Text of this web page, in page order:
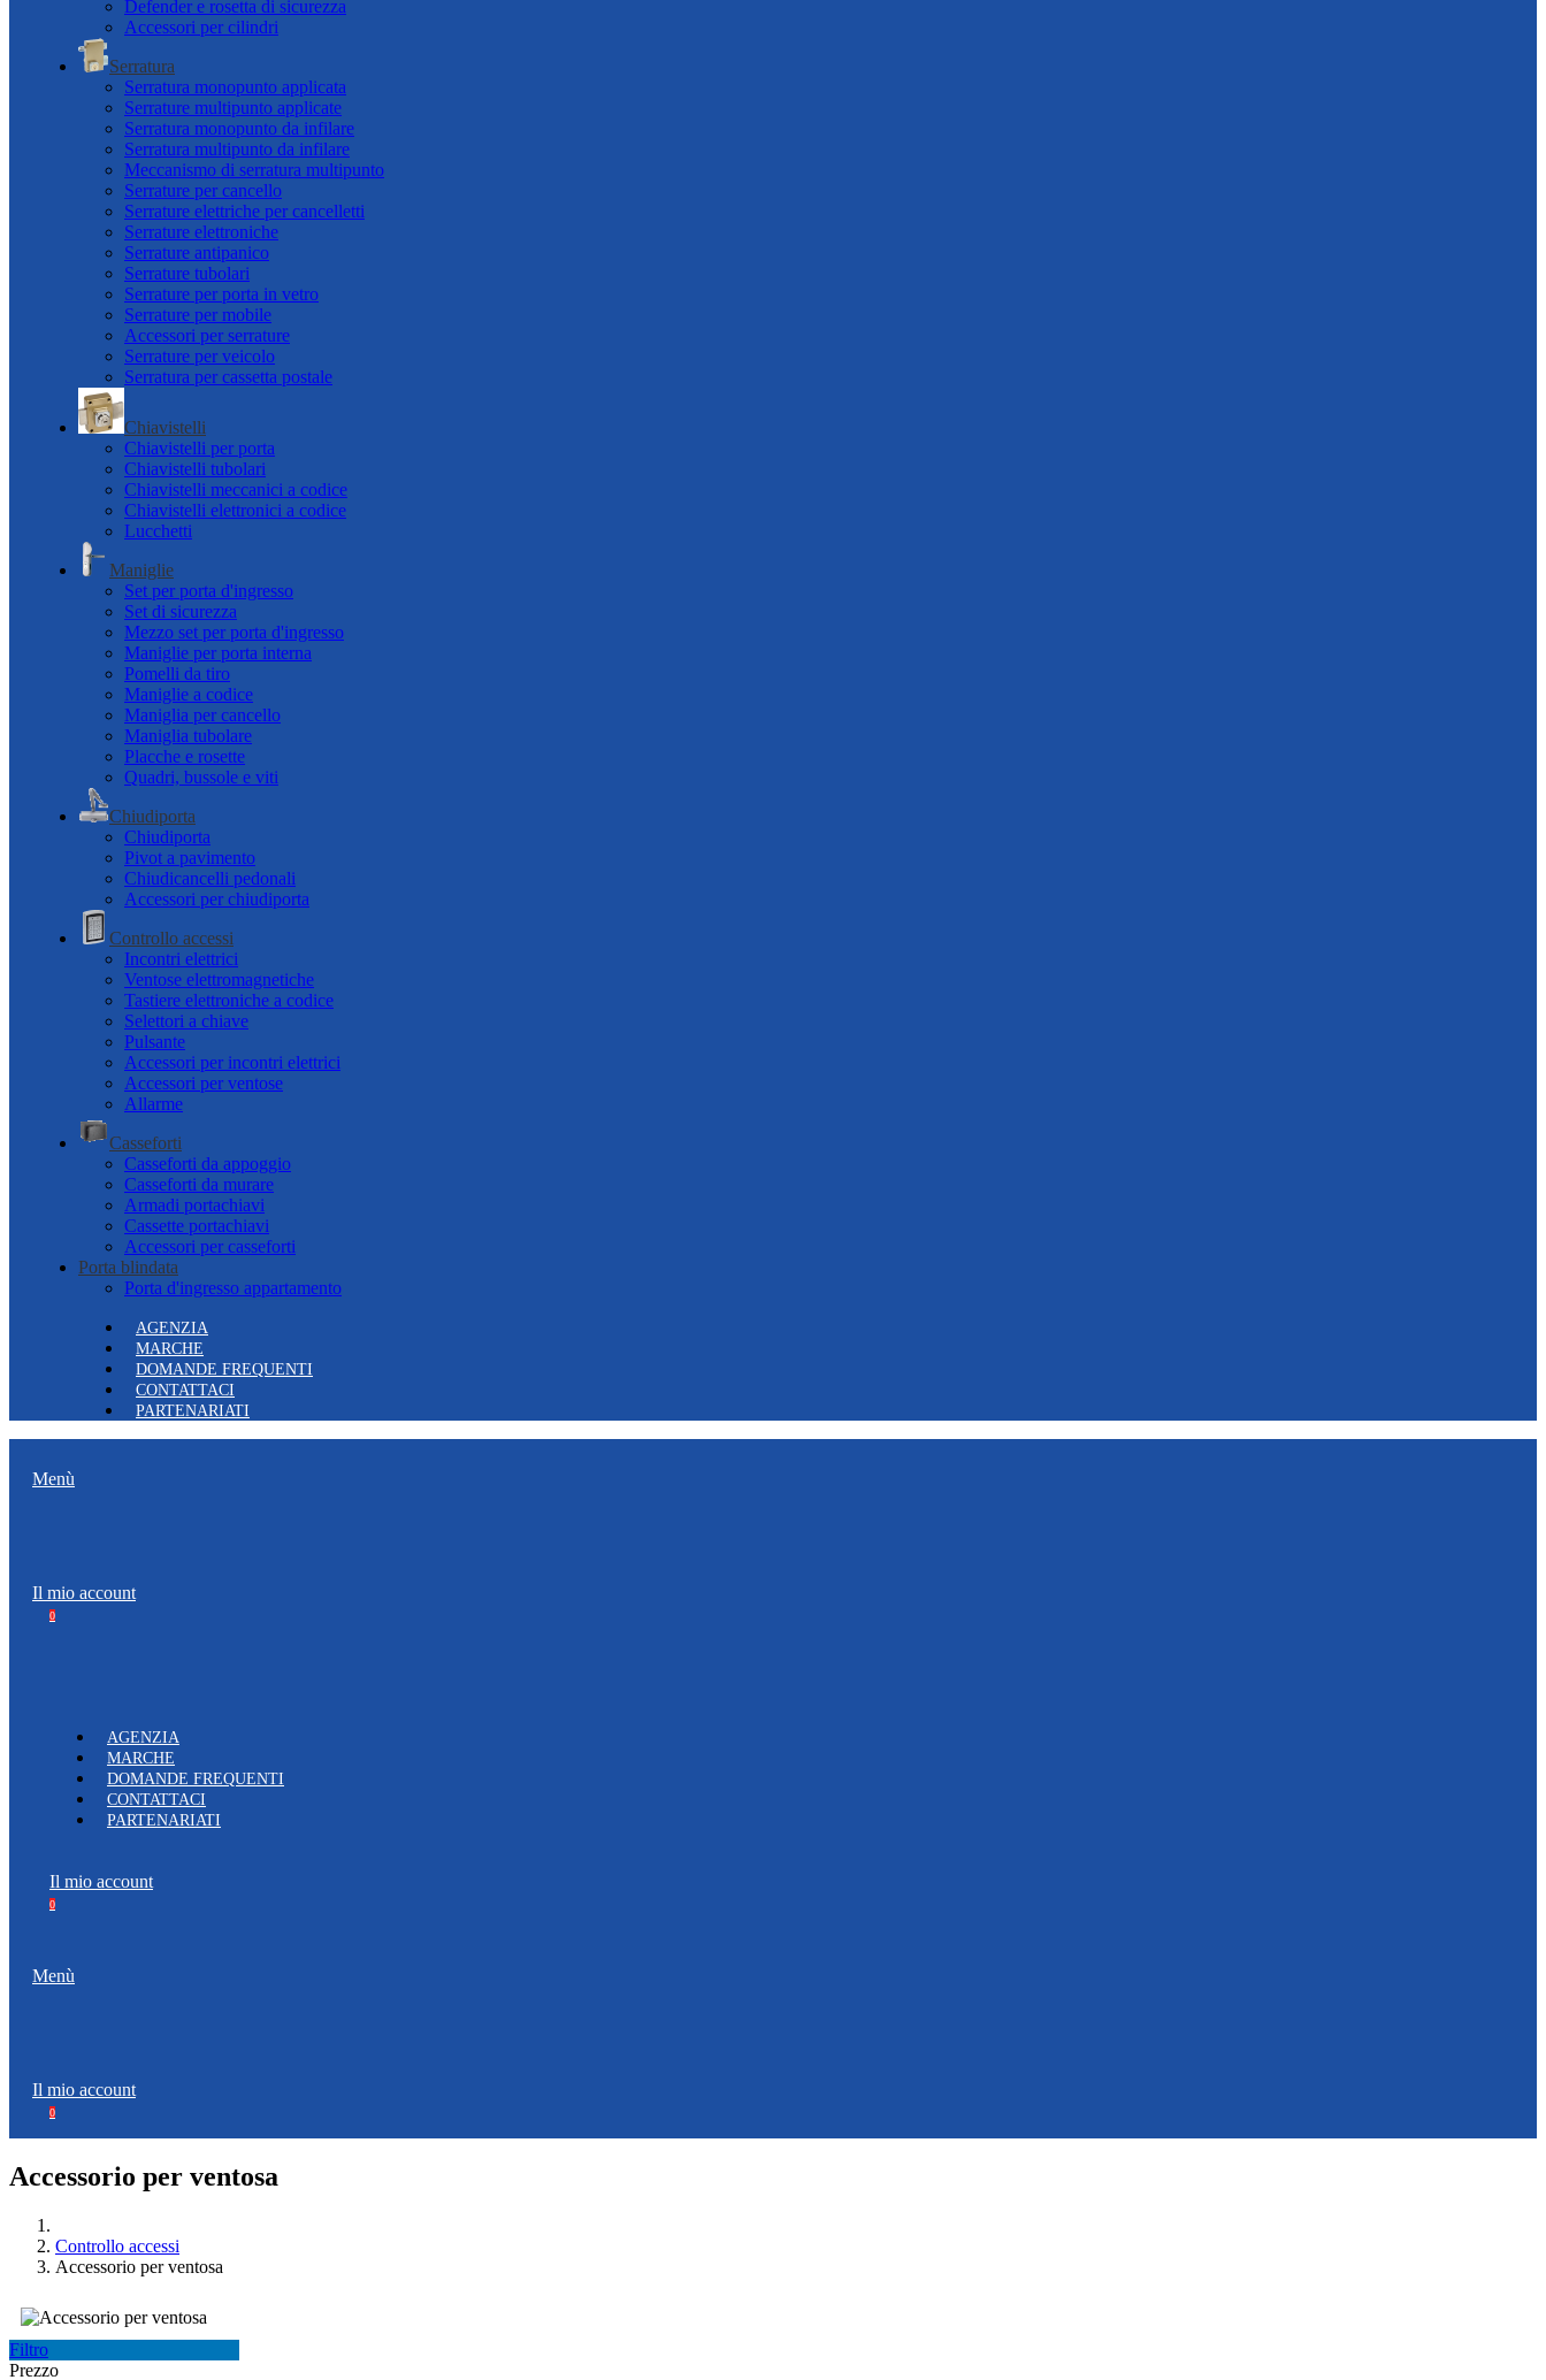
Defender e rosetta di sicurezza
Accessori per cilindri
Serratura
Serratura monopunto applicata
Serrature multipunto applicate
Serratura monopunto da infilare
Serratura multipunto da infilare
Meccanismo di serratura multipunto
Serrature per cancello
Serrature elettriche per cancelletti
Serrature elettroniche
Serrature antipanico
Serrature tubolari
Serrature per porta in vetro
Serrature per mobile
Accessori per serrature
Serrature per veicolo
Serratura per cassetta postale
Chiavistelli
Chiavistelli per porta
Chiavistelli tubolari
Chiavistelli meccanici a codice
Chiavistelli elettronici a codice
Lucchetti
Maniglie
Set per porta d'ingresso
Set di sicurezza
Mezzo set per porta d'ingresso
Maniglie per porta interna
Pomelli da tiro
Maniglie a codice
Maniglia per cancello
Maniglia tubolare
Placche e rosette
Quadri, bussole e viti
Chiudiporta
Chiudiporta
Pivot a pavimento
Chiudicancelli pedonali
Accessori per chiudiporta
Controllo accessi
Incontri elettrici
Ventose elettromagnetiche
Tastiere elettroniche a codice
Selettori a chiave
Pulsante
Accessori per incontri elettrici
Accessori per ventose
Allarme
Casseforti
Casseforti da appoggio
Casseforti da murare
Armadi portachiavi
Cassette portachiavi
Accessori per casseforti
Porta blindata
Porta d'ingresso appartamento
AGENZIA
MARCHE
DOMANDE FREQUENTI
CONTATTACI
PARTENARIATI
Menù
Il mio account
0
AGENZIA
MARCHE
DOMANDE FREQUENTI
CONTATTACI
PARTENARIATI
Il mio account
0
Menù
Il mio account
0
Accessorio per ventosa
Controllo accessi
Accessorio per ventosa
Filtro
Prezzo